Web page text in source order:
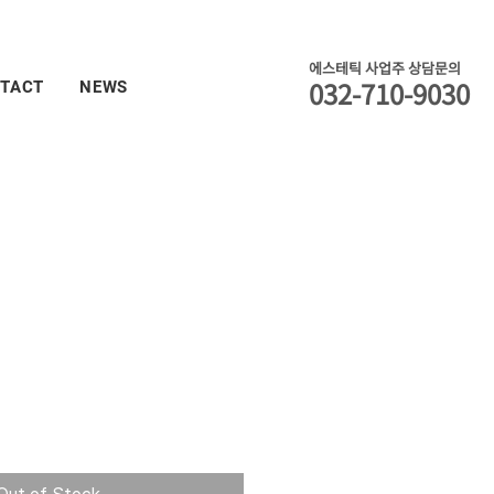
NEWS
에스테틱 사업주 상담문의
032-710-9030